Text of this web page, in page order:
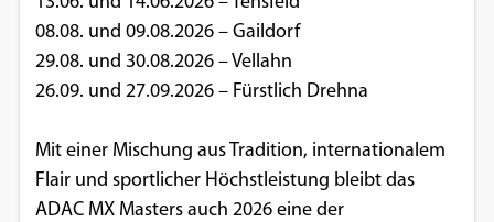
08.08. und 09.08.2026 – Gaildorf
29.08. und 30.08.2026 – Vellahn
26.09. und 27.09.2026 – Fürstlich Drehna
Mit einer Mischung aus Tradition, internationalem
Flair und sportlicher Höchstleistung bleibt das
ADAC MX Masters auch 2026 eine der